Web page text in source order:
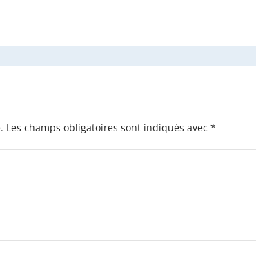
Les champs obligatoires sont indiqués avec *